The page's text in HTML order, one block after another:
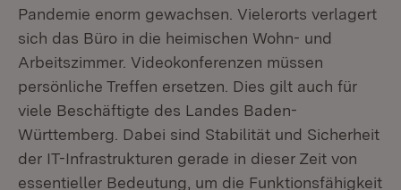
Pandemie enorm gewachsen. Vielerorts verlagert
sich das Büro in die heimischen Wohn- und
Arbeitszimmer. Videokonferenzen müssen
persönliche Treffen ersetzen. Dies gilt auch für
viele Beschäftigte des Landes Baden-
Württemberg. Dabei sind Stabilität und Sicherheit
der IT-Infrastrukturen gerade in dieser Zeit von
essentieller Bedeutung, um die Funktionsfähigkeit